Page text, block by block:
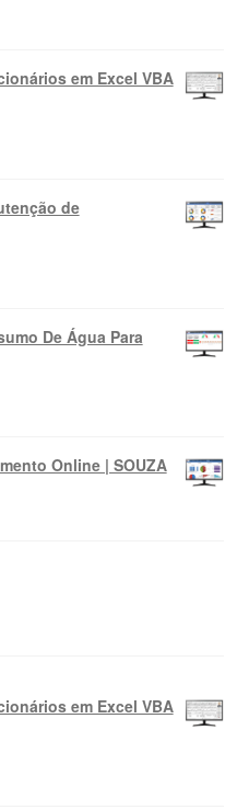
em Excel VBA
de
De Água Para
Online | SOUZA
em Excel VBA